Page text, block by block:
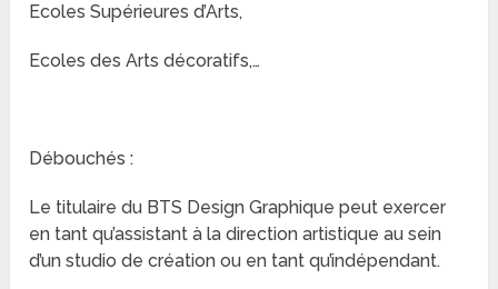
Ecoles Supérieures d’Arts,
Ecoles des Arts décoratifs,…
Débouchés :
Le titulaire du BTS Design Graphique peut exercer
en tant qu’assistant à la direction artistique au sein
d’un studio de création ou en tant qu’indépendant.